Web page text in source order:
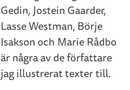
Gedin, Jostein Gaarder,
Lasse Westman, Börje
Isakson och Marie Rådbo
är några av de författare
jag illustrerat texter till.